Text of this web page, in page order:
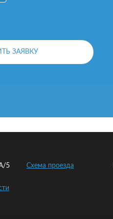
ОСТАВИТЬ ЗАЯВКУ
5 Схема проезда